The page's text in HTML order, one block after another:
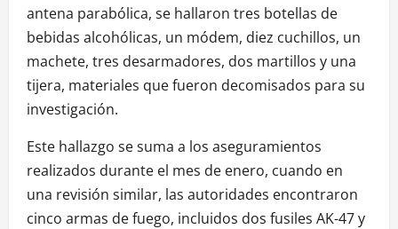
antena parabólica, se hallaron tres botellas de
bebidas alcohólicas, un módem, diez cuchillos, un
machete, tres desarmadores, dos martillos y una
tijera, materiales que fueron decomisados para su
investigación.
Este hallazgo se suma a los aseguramientos
realizados durante el mes de enero, cuando en
una revisión similar, las autoridades encontraron
cinco armas de fuego, incluidos dos fusiles AK-47 y